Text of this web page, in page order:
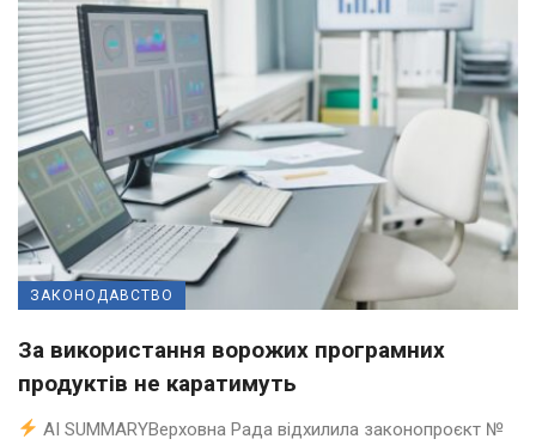
ЗАКОНОДАВСТВО
За використання ворожих програмних
продуктів не каратимуть
AI SUMMARYВерховна Рада відхилила законопроєкт №